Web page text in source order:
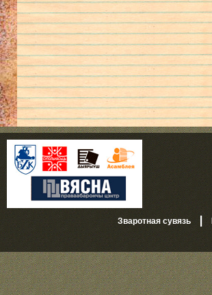
Зваротная сувязь|